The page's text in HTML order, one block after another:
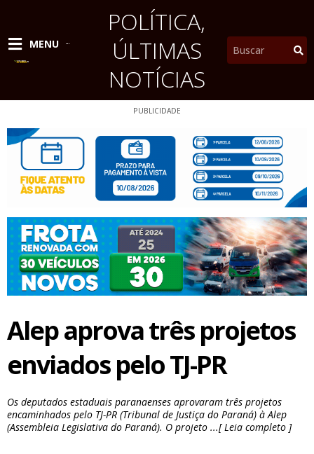
conteúdo
MENU
POLÍTICA,
ÚLTIMAS
NOTÍCIAS
Pesquisar
PUBLICIDADE
Alep aprova três projetos
enviados pelo TJ-PR
Os deputados estaduais paranaenses aprovaram três projetos
encaminhados pelo TJ-PR (Tribunal de Justiça do Paraná) à Alep
(Assembleia Legislativa do Paraná). O projeto ...[ Leia completo ]